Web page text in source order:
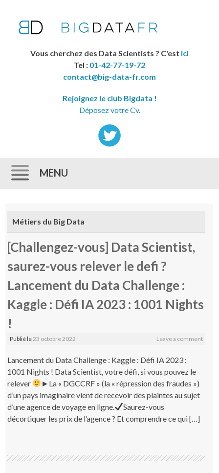
Vous cherchez des Data Scientists ? C'est ici
Tel : 01-42-77-19-72
contact@big-data-fr.com
Rejoignez le club Bigdata !
Déposez votre Cv.
MENU
Métiers du Big Data
[Challengez-vous] Data Scientist,
saurez-vous relever le defi ?
Lancement du Data Challenge :
Kaggle : Défi IA 2023 : 1001 Nights
!
Publié le 23 octobre 2022 Leave a comment
Lancement du Data Challenge : Kaggle : Défi IA 2023 :
1001 Nights ! Data Scientist, votre défi, si vous pouvez le
relever
►La « DGCCRF » (la « répression des fraudes »)
d’un pays imaginaire vient de recevoir des plaintes au sujet
d’une agence de voyage en ligne.
Saurez-vous
décortiquer les prix de l’agence ? Et comprendre ce qui […]